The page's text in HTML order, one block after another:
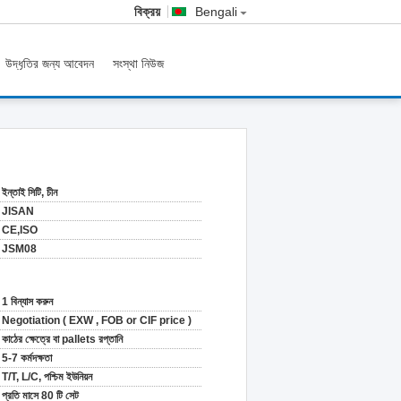
Bengali
বিক্রয়
উদ্ধৃতির জন্য আবেদন সংস্থা নিউজ
ইন্তাই সিটি, চীন
JISAN
CE,ISO
JSM08
1 বিন্যাস করুন
Negotiation ( EXW , FOB or CIF price )
কাঠের ক্ষেত্রে বা pallets রপ্তানি
5-7 কর্মদক্ষতা
T/T, L/C, পশ্চিম ইউনিয়ন
প্রতি মাসে 80 টি সেট